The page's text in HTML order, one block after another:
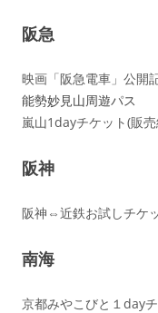
阪急
映画「阪急電車」公開
能勢妙見山周遊パス
嵐山1dayチケット(販
阪神
阪神⇔近鉄お試しチケ
南海
京都みやこびと１day